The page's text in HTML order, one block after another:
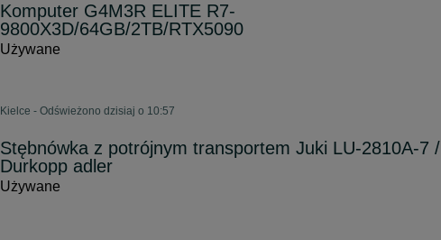
Komputer G4M3R ELITE R7-
9800X3D/64GB/2TB/RTX5090
Używane
Kielce - Odświeżono dzisiaj o 10:57
Stębnówka z potrójnym transportem Juki LU-2810A-7 /
Durkopp adler
Używane